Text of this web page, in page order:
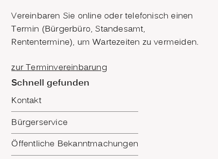
Vereinbaren Sie online oder telefonisch einen
Termin (Bürgerbüro, Standesamt,
Rententermine), um Wartezeiten zu vermeiden.
zur Terminvereinbarung
Schnell gefunden
Kontakt
Bürgerservice
Öffentliche Bekanntmachungen